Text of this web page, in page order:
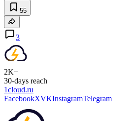
55
3
2K+
30-days reach
1cloud.ru
FacebookXVKInstagramTelegram